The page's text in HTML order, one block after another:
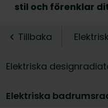
stil och förenklar
Tillbaka
Elektriska
Elektriska